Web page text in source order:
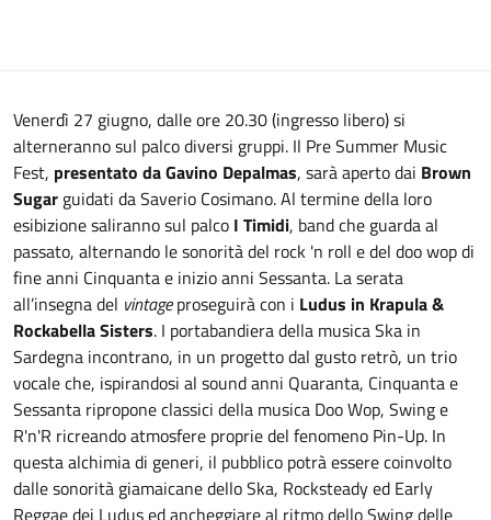
Venerdì 27 giugno, dalle ore 20.30 (ingresso libero) si
alterneranno sul palco diversi gruppi. Il Pre Summer Music
Fest, presentato da Gavino Depalmas, sarà aperto dai Brown
Sugar guidati da Saverio Cosimano. Al termine della loro
esibizione saliranno sul palco I Timidi, band che guarda al
passato, alternando le sonorità del rock 'n roll e del doo wop di
fine anni Cinquanta e inizio anni Sessanta. La serata
all’insegna del vintageproseguirà con i Ludus in Krapula &
Rockabella Sisters. I portabandiera della musica Ska in
Sardegna incontrano, in un progetto dal gusto retrò, un trio
vocale che, ispirandosi al sound anni Quaranta, Cinquanta e
Sessanta ripropone classici della musica Doo Wop, Swing e
R'n'R ricreando atmosfere proprie del fenomeno Pin-Up. In
questa alchimia di generi, il pubblico potrà essere coinvolto
dalle sonorità giamaicane dello Ska, Rocksteady ed Early
Reggae dei Ludus ed ancheggiare al ritmo dello Swing delle